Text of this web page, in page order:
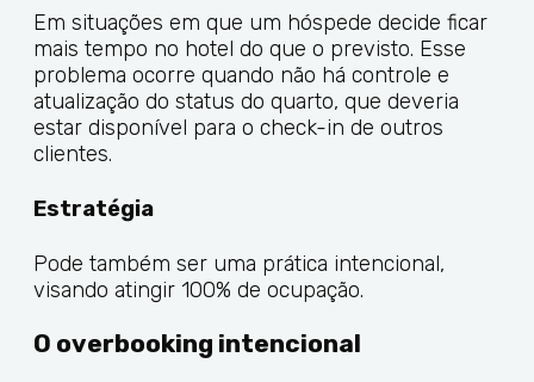
Em situações em que um hóspede decide ficar
mais tempo no hotel do que o previsto. Esse
problema ocorre quando não há controle e
atualização do status do quarto, que deveria
estar disponível para o check-in de outros
clientes.
Estratégia
Pode também ser uma prática intencional,
visando atingir 100% de ocupação.
O overbooking intencional